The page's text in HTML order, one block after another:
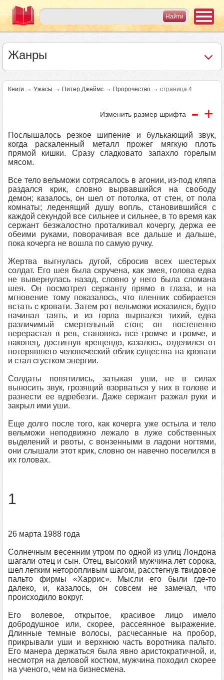
Жанры
Книги → Ужасы → Питер Джеймс → Пророчество → страница 4
Изменить размер шрифта - +
Послышалось резкое шипение и булькающий звук,
когда раскаленный металл прожег мягкую плоть
прямой кишки. Сразу сладковато запахло горелым
мясом.
Все тело вельможи сотрясалось в агонии, из‑под кляпа
раздался крик, словно вырвавшийся на свободу
демон; казалось, он шел от потолка, от стен, от пола
комнаты; леденящий душу вопль, становившийся с
каждой секундой все сильнее и сильнее, в то время как
сержант безжалостно проталкивал кочергу, держа ее
обеими руками, поворачивая все дальше и дальше,
пока кочерга не вошла по самую ручку.
Жертва выгнулась дугой, сбросив всех шестерых
солдат. Его шея была скручена, как змея, голова едва
не вывернулась назад, словно у него была сломана
шея. Он посмотрел сержанту прямо в глаза, и на
мгновение тому показалось, что пленник собирается
встать с кровати. Затем рот вельможи исказился, будто
начинал таять, и из горла вырвался тихий, едва
различимый смертельный стон; он постепенно
перерастал в рев, становясь все громче и громче, и
наконец, достигнув крещендо, казалось, отделился от
потерявшего человеческий облик существа на кровати
и стал сгустком энергии.
Солдаты попятились, затыкая уши, не в силах
выносить звук, грозящий взорваться у них в голове и
разнести ее вдребезги. Даже сержант разжал руки и
закрыл ими уши.
Еще долго после того, как кочерга уже остыла и тело
вельможи неподвижно лежало в луже собственных
выделений и рвоты, с вонзенными в ладони ногтями,
они слышали этот крик, словно он навечно поселился в
их головах.
1
26 марта 1988 года
Солнечным весенним утром по одной из улиц Лондона
шагали отец и сын. Отец, высокий мужчина лет сорока,
шел легким неторопливым шагом, расстегнув твидовое
пальто фирмы «Харрис». Мысли его были где‑то
далеко, и, казалось, он совсем не замечал, что
происходило вокруг.
Его волевое, открытое, красивое лицо имело
добродушное или, скорее, рассеянное выражение.
Длинные темные волосы, расчесанные на пробор,
прикрывали уши и верхнюю часть воротника пальто.
Его манера держаться была явно аристократичной, и,
несмотря на деловой костюм, мужчина походил скорее
на ученого, чем на бизнесмена.